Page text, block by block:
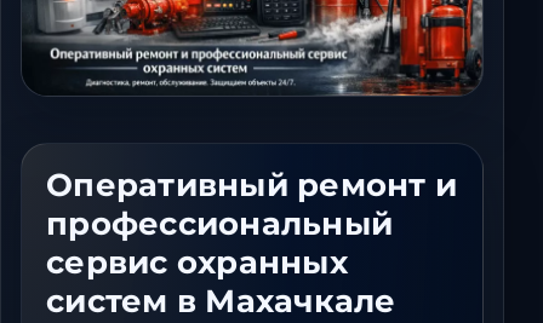
Ставрополь
Таганрог
Феодосия
Оперативный ремонт и
профессиональный
сервис охранных
систем в Махачкале